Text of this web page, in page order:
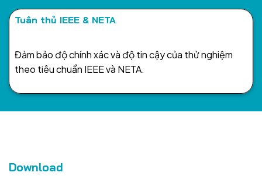
Tuân thủ IEEE & NETA
Đảm bảo độ chính xác và độ tin cậy của thử nghiệm
theo tiêu chuẩn IEEE và NETA.
Download